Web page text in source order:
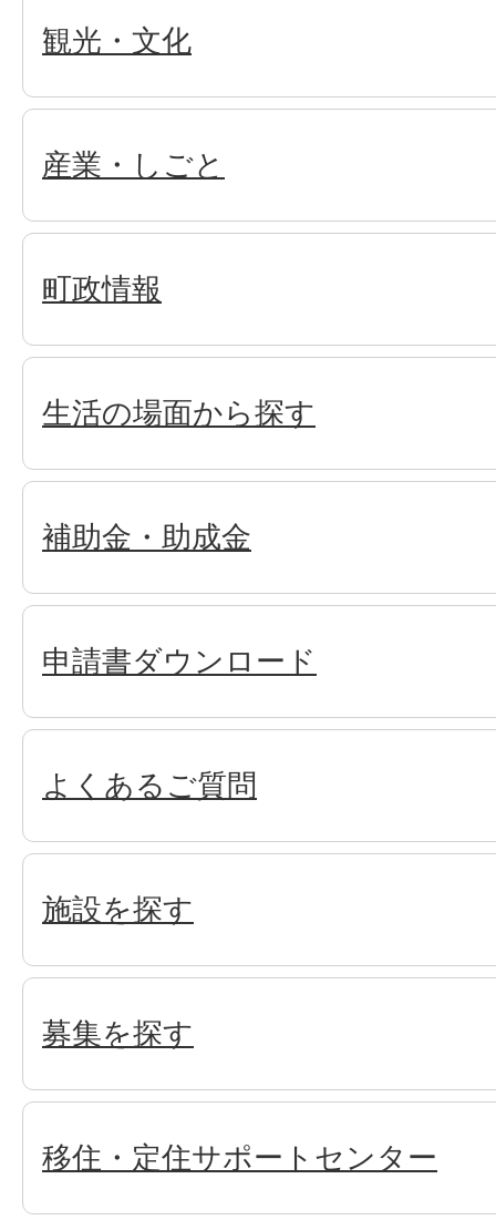
観光・文化
産業・しごと
町政情報
生活の場面から探す
補助金・助成金
申請書ダウンロード
よくあるご質問
施設を探す
募集を探す
移住・定住サポートセンター